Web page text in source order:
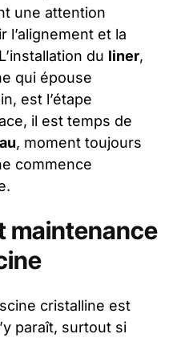
une attention
l’alignement et la
du liner,
qui épouse
est l’étape
il est temps de
, moment toujours
commence
maintenance
cristalline est
paraît, surtout si